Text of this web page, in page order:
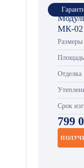
МК-02
Размеры
Площадь
Отделка
Срок
799